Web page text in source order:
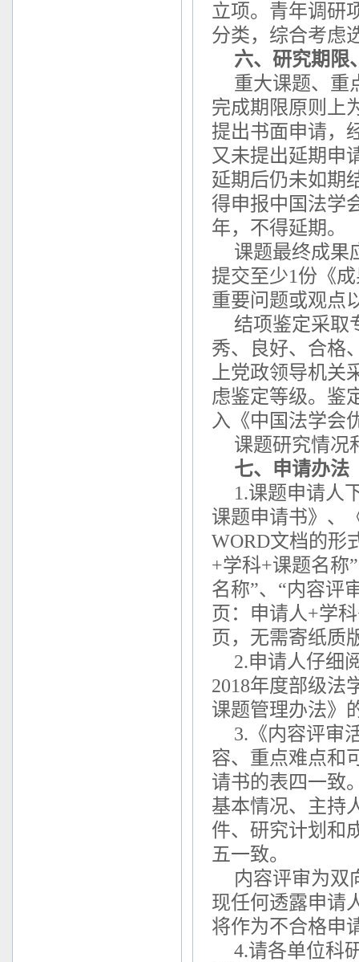
立项。青年调研
分类，综合考虑
六、研究期限
重大课题、重
完成期限原则上
提出书面申请，
又未提出延期申
延期后仍未如期
得申报中国法学
年，不得延期。
课题最终成果
提交至少1份《
重要问题或观点
结项鉴定采取
秀、良好、合格
上党政领导机
虑鉴定等级。鉴
入《中国法学会
课题研究情况
七、申请办法
1.课题申请人
课题申请书》、
WORD文档的形
+学科+课题名称
名称”、“内容评
页：申请人+学
页，无需寄纸质
2.申请人仔细
2018年度部级法
课题管理办法》
3.《内容评审
容、重点难点和
请书的表四一致
基本情况、主持
件、研究计划和
五一致。
内容评审为双
现任何透露申请
将作为不合格申
4.请各单位科